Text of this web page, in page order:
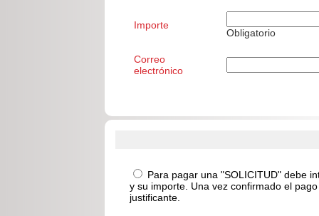
Importe
Obligatorio
Correo
electrónico
Para pagar una "SOLICITUD" debe
y su importe. Una vez confirmado el
justificante.